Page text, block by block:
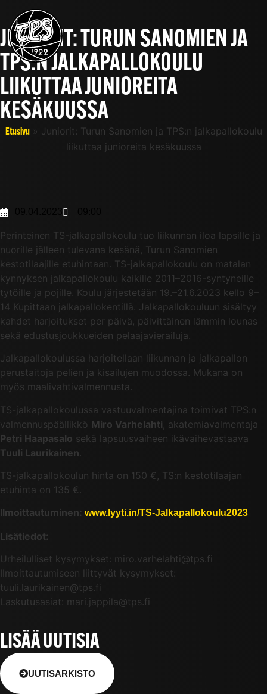
JUNIORIT: TURUN SANOMIEN JA
TPS:N JALKAPALLOKOULU
LIIKUTTAA JUNIOREITA
KESÄKUUSSA
Etusivu» Juniorit: Turun Sanomien ja TPS:n jalkapallokoulu
liikuttaa junioreita kesäkuussa
Perinteinen TS-jalkapallokoulu tuo liikunnan iloa lapsille ja
nuorille jälleen tulevana kesänä, Turun Sanomien
kestotilaajille etuhintaan. TS-jalkapallokoulu on matalan
kynnyksen jalkapallokoulu kaikille 2011–2016-syntyneille
tytöille ja pojille. Koulu järjestetään 19.–21.6.2023 kello 9–
14 Kupittaan jalkapallokentillä. Jalkapallokouluun sisältyy
kahdet harjoitukset per päivä, päivittäinen lämmin lounas
sekä edustusjoukkueiden pelaajavierailuja.
Jalkapallokoulussa harjoitellaan liikunnan ja jalkapallon
perustaitoja pelien ja kisailujen muodossa. Mukana on
myös maalivahtivalmennusta.
TS-jalkapallokoulussa vastuuvalmentajina toimivat TPS:n
valmennuspäällikkö Miro Varhelahti , akatemiavalmentaja
Petri Haapasalo sekä lapsuusvaiheen ikävaihevastaava
Tuuli Laurikainen.
TS-jalkapallokoulun hinta on 150 €, TS:n kestotilaajan
etuhinta on 135 €.
Ilmoittautuminen: www.lyyti.in/TS-Jalkapallokoulu2023
Lisätiedot:
Urheilulliset kysymykset: miro.varhelahti@tps.fi
Ilmoittautumiseen liittyvät kysymykset:
tuuli.laurikainen@tps.fi
Laskutusasiat: mari.jappila@tps.fi
LISÄÄ UUTISIA
UUTISARKISTO